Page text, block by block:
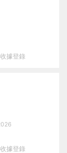
據登錄
據登錄